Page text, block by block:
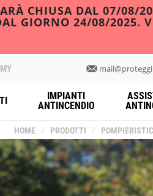
CHIUSA DAL 07/08/
GIORNO 24/08/2025.
IMPIANTI
ANTINCENDIO
HOME / PRODOTTI /